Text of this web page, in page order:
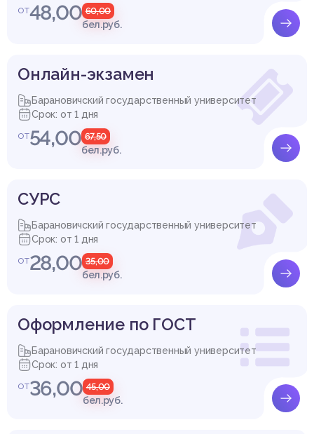
от48,00 60,00
бел.руб.
Онлайн-экзамен
Барановичский государственный университет
Срок: от 1 дня
от54,00 67,50
бел.руб.
СУРС
Барановичский государственный университет
Срок: от 1 дня
от28,00 35,00
бел.руб.
Оформление по ГОСТ
Барановичский государственный университет
Срок: от 1 дня
от36,00 45,00
бел.руб.